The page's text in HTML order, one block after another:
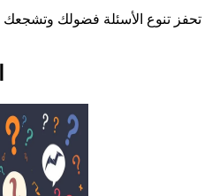
تحفز تنوع الأسئلة فضولك